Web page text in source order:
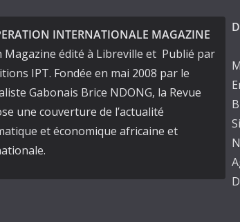
INTERNATIONALE MAGAZINE
Magazine édité à Libreville et Publié par
IPT. Fondée en mai 2008 par le
Gabonais Brice NDONG, la Revue
une couverture de l’actualité
et économique africaine et